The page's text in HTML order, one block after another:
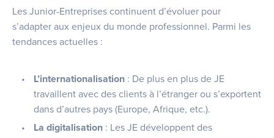
Les Junior-Entreprises continuent d’évoluer pour
s’adapter aux enjeux du monde professionnel. Parmi les
tendances actuelles :
L’internationalisation : De plus en plus de JE
travaillent avec des clients à l’étranger ou s’exportent
dans d’autres pays (Europe, Afrique, etc.).
La digitalisation : Les JE développent des